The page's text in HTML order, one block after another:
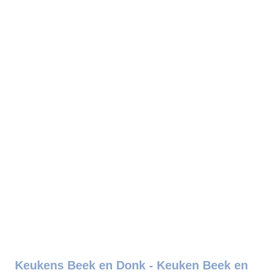
Keukens Beek en Donk - Keuken Beek en